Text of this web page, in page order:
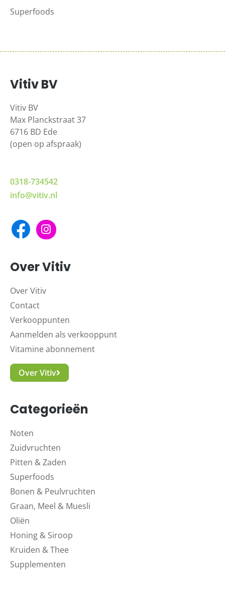
Superfoods
Vitiv BV
Vitiv BV
Max Planckstraat 37
6716 BD Ede
(open op afspraak)
0318-734542
info@vitiv.nl
Over Vitiv
Over Vitiv
Contact
Verkooppunten
Aanmelden als verkooppunt
Vitamine abonnement
Over Vitiv
Categorieën
Noten
Zuidvruchten
Pitten & Zaden
Superfoods
Bonen & Peulvruchten
Graan, Meel & Muesli
Oliën
Honing & Siroop
Kruiden & Thee
Supplementen